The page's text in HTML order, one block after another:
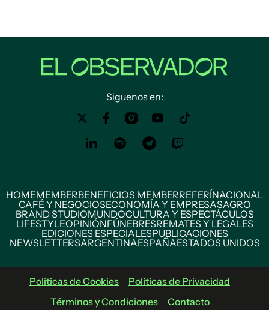
Siguenos en:
HOMEMEMBERBENEFICIOS MEMBERREFERÍNACIONAL
CAFÉ Y NEGOCIOSECONOMÍA Y EMPRESASAGRO
BRAND STUDIOMUNDOCULTURA Y ESPECTÁCULOS
LIFESTYLEOPINIÓNFÚNEBRESREMATES Y LEGALES
EDICIONES ESPECIALESPUBLICACIONES
NEWSLETTERSARGENTINAESPAÑAESTADOS UNIDOS
Políticas de Cookies
Políticas de Privacidad
Términos y Condiciones
Contacto